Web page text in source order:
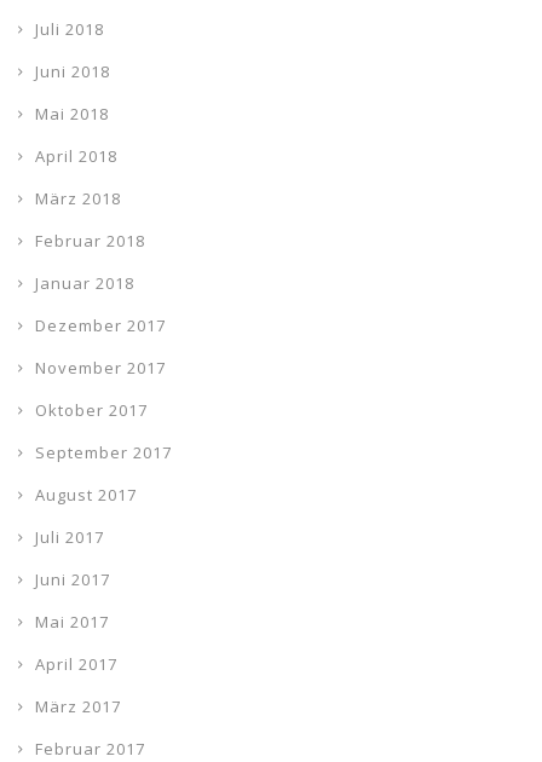
Juli 2018
Juni 2018
Mai 2018
April 2018
März 2018
Februar 2018
Januar 2018
Dezember 2017
November 2017
Oktober 2017
September 2017
August 2017
Juli 2017
Juni 2017
Mai 2017
April 2017
März 2017
Februar 2017